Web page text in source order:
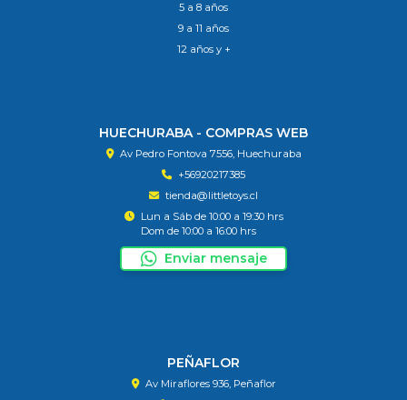
5 a 8 años
9 a 11 años
12 años y +
HUECHURABA - COMPRAS WEB
Av Pedro Fontova 7556, Huechuraba
+56920217385
tienda@littletoys.cl
Lun a Sáb de 10:00 a 19:30 hrs
Dom de 10:00 a 16:00 hrs
Enviar mensaje
PEÑAFLOR
Av Miraflores 936, Peñaflor